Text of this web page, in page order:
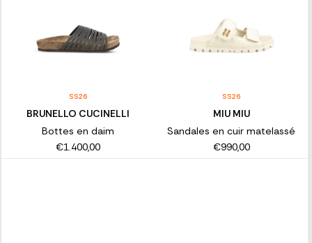
SS26
BRUNELLO CUCINELLI
Bottes en daim
€1.400,00
SS26
MIU MIU
Sandales en cuir matelassé
€990,00